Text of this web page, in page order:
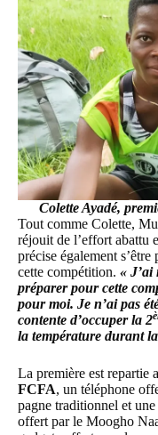
Colette Ayadé,
Tout comme Colette,
réjouit de l’effort abattu
précise également
cette compétition. « J’ai
préparer pour cette
pour moi. Je n’ai pas
contente d’occuper la 2
la température durant
La première est repartie
FCFA, un téléphone
pagne traditionnel et
offert par le Moogho